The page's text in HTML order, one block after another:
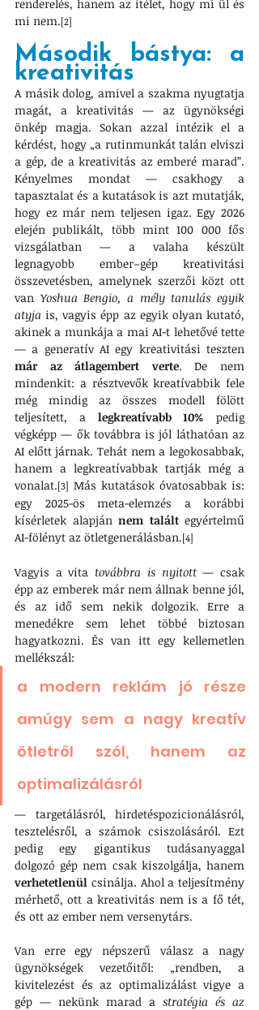
renderelés, hanem az ítélet, hogy mi ül és
mi nem.[2]
Második bástya: a
kreativitás
A másik dolog, amivel a szakma nyugtatja
magát, a kreativitás — az ügynökségi
önkép magja. Sokan azzal intézik el a
kérdést, hogy „a rutinmunkát talán elviszi
a gép, de a kreativitás az emberé marad”.
Kényelmes mondat — csakhogy a
tapasztalat és a kutatások is azt mutatják,
hogy ez már nem teljesen igaz. Egy 2026
elején publikált, több mint 100 000 fős
vizsgálatban — a valaha készült
legnagyobb ember–gép kreativitási
összevetésben, amelynek szerzői közt ott
van Yoshua Bengio, a mély tanulás egyik
atyja is, vagyis épp az egyik olyan kutató,
akinek a munkája a mai AI-t lehetővé tette
már az átlagembert verte. De nem
mindenkit: a résztvevők kreatívabbik fele
még mindig az összes modell fölött
teljesített, a legkreatívabb 10% pedig
végképp — ők továbbra is jól láthatóan az
AI előtt járnak. Tehát nem a legokosabbak,
hanem a legkreatívabbak tartják még a
vonalat.[3] Más kutatások óvatosabbak is:
egy 2025-ös meta-elemzés a korábbi
kísérletek alapján nem talált egyértelmű
AI-fölényt az ötletgenerálásban.[4]
Vagyis a vita továbbra is nyitott — csak
épp az emberek már nem állnak benne jól,
és az idő sem nekik dolgozik. Erre a
menedékre sem lehet többé biztosan
hagyatkozni. És van itt egy kellemetlen
mellékszál:
a modern reklám jó része
amúgy sem a nagy kreatív
ötletről szól, hanem az
optimalizálásról
— targetálásról, hirdetéspozicionálásról,
tesztelésről, a számok csiszolásáról. Ezt
pedig egy gigantikus tudásanyaggal
verhetetlenül csinálja. Ahol a teljesítmény
mérhető, ott a kreativitás nem is a fő tét,
és ott az ember nem versenytárs.
Van erre egy népszerű válasz a nagy
ügynökségek vezetőitől: „rendben, a
kivitelezést és az optimalizálást vigye a
gép — nekünk marad a stratégia és az